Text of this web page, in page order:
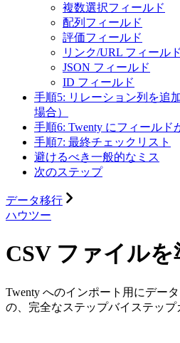
複数選択フィールド
配列フィールド
評価フィールド
リンク/URL フィールド
JSON フィールド
ID フィールド
手順5: リレーション列を追
場合）
手順6: Twenty にフィールド
手順7: 最終チェックリスト
避けるべき一般的なミス
次のステップ
データ移行
ハウツー
CSV ファイルを
Twenty へのインポート用にデー
の、完全なステップバイステップ